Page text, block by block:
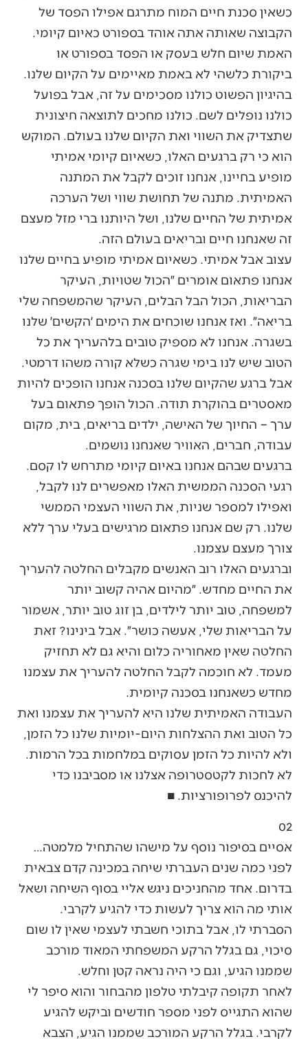
כשאין סכנת חיים המוח מתרגם אפילו הפסד של
הקבוצה שאותה אתה אוהד בספורט כאיום קיומי.
האמת שיום חלש בעסק או הפסד בספורט או
ביקורת כלשהי לא באמת מאיימים על הקיום שלנו.
בהיגיון הפשוט כולנו מסכימים על זה, אבל בפועל
כולנו נופלים לשם. כולנו מחכים לתוצאה חיצונית
שתצדיק את השווי ואת הקיום שלנו בעולם. המוקש
הוא כי רק ברגעים האלו, כשאיום קיומי אמיתי
מופיע בחיינו, אנחנו זוכים לקבל את המתנה
האמיתית. מתנה של תחושת שווי ושל הערכה
אמיתית של החיים שלנו, ושל היותנו ברי מזל מעצם
זה שאנחנו חיים ובריאים בעולם הזה.
עצוב אבל אמיתי. כשאיום אמיתי מופיע בחיים שלנו
אנחנו פתאום אומרים ״הכול שטויות, העיקר
הבריאות, הכול הבל הבלים, העיקר שהמשפחה שלי
בריאה״. ואז אנחנו שוכחים את הימים ׳הקשים׳ שלנו
בשגרה. אנחנו לא מספיק טובים בלהעריך את כל
הטוב שיש לנו בימי שגרה כשלא קורה משהו דרמטי.
אבל ברגע שהקיום שלנו בסכנה אנחנו הופכים להיות
מאסטרים בהוקרת תודה. הכול הופך פתאום בעל
ערך – החיוך של האישה, ילדים בריאים, בית, מקום
עבודה, חברים, האוויר שאנחנו נושמים.
ברגעים שבהם אנחנו באיום קיומי מתרחש לו קסם.
רגעי הסכנה הממשית האלו מאפשרים לנו לקבל,
ואפילו למספר שניות, את השווי העצמי הממשי
שלנו. רק שם אנחנו פתאום מרגישים בעלי ערך ללא
צורך מעצם עצמנו.
וברגעים האלו רוב האנשים מקבלים החלטה להעריך
את החיים מחדש. ״מהיום אהיה קשוב יותר
למשפחה, טוב יותר לילדים, בן זוג טוב יותר, אשמור
על הבריאות שלי, אעשה כושר״. אבל בינינו? זאת
החלטה שאין מאחוריה כלום והיא גם לא תחזיק
מעמד. לא חוכמה לקבל החלטה להעריך את עצמנו
מחדש כשאנחנו בסכנה קיומית.
העבודה האמיתית שלנו היא להעריך את עצמנו ואת
כל הטוב ואת ההצלחות היום-יומיות שלנו כל הזמן,
ולא להיות כל הזמן עסוקים במלחמות בכל הרמות.
לא לחכות לקטסטרופה אצלנו או מסביבנו כדי
להיכנס לפרופורציות. ■
02
אסיים בסיפור נוסף על מישהו שהתחיל מלמטה…
לפני כמה שנים העברתי שיחה במכינה קדם צבאית
בדרום. אחד מהחניכים ניגש אליי בסוף השיחה ושאל
אותי מה הוא צריך לעשות כדי להגיע לקרבי.
הסברתי לו, אבל בתוכי חשבתי לעצמי שאין לו שום
סיכוי, גם בגלל הרקע המשפחתי המאוד מורכב
שממנו הגיע, וגם כי היה נראה קטן וחלש.
לאחר תקופה קיבלתי טלפון מהבחור והוא סיפר לי
שהוא התגייס לפני מספר חודשים וביקש להגיע
לקרבי. בגלל הרקע המורכב שממנו הגיע, הצבא